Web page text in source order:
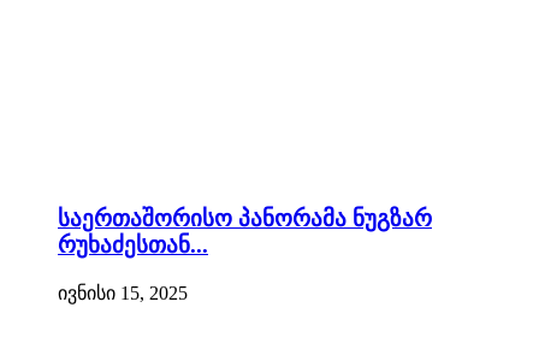
საერთაშორისო პანორამა ნუგზარ
რუხაძესთან...
ივნისი 15, 2025